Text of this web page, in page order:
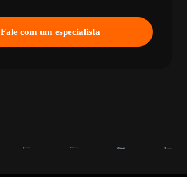
Fale com um especialista